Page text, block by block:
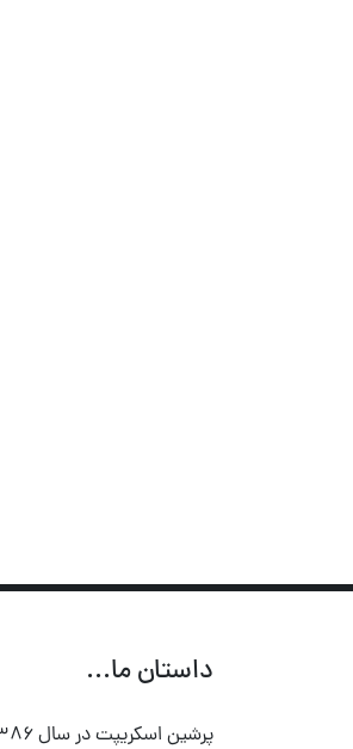
داستان ما...